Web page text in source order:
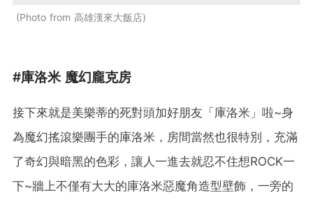
Photo from 高雄漢來大飯店
#庫洛米 魔幻龐克房
接下來就是美樂蒂的死對頭加好朋友「庫洛米」啦~身
為魔幻搖滾樂團手的庫洛米，房間當然也很特別，充滿
了奇幻與暗黑的色彩，讓人一進去就忍不住想ROCK一
下~牆上不僅有大大的庫洛米惡魔角造型壁飾，一旁的